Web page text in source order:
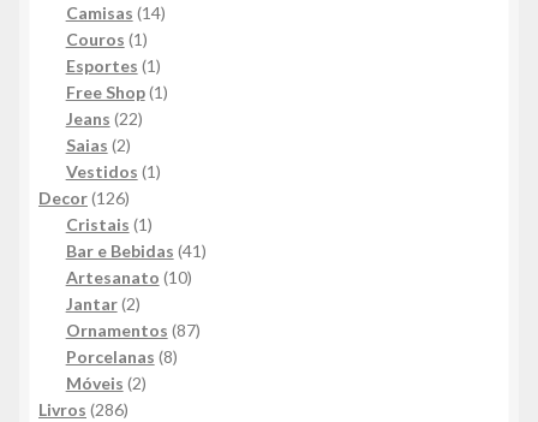
produto
Camisas 1414
Couros 11
produto
Esportes 11
produto
Free Shop 11
Jeans 2222
Saias 22
produtos
Vestidos 11
Decor 126126
produtos
Cristais 11
produto
Bar e Bebidas 4141
Artesanato 1010
Jantar 22
produtos
Ornamentos 8787
Porcelanas 88
Móveis 22
Livros 286286